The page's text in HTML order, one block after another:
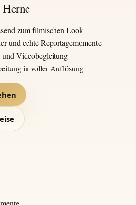
zum filmischen Look
und echte Reportagemomente
und Videobegleitung
in voller Auflösung